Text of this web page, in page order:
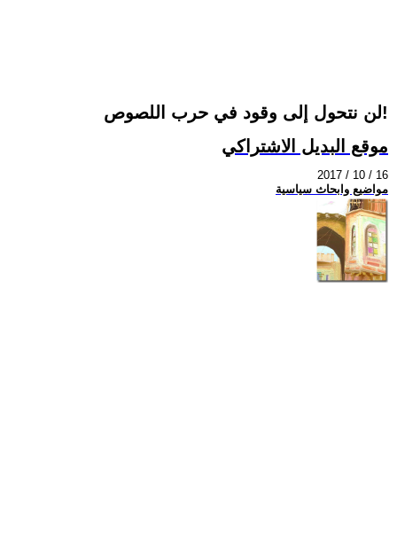
لن نتحول إلى وقود في حرب اللصوص!
موقع البديل الاشتراكي
2017 / 10 / 16
مواضيع وابحاث سياسية